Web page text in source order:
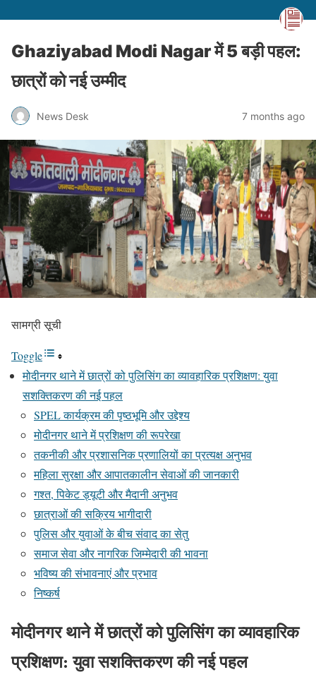
Ghaziyabad Modi Nagar में 5 बड़ी पहल:
छात्रों को नई उम्मीद
News Desk 7 months ago
सामग्री सूची
Toggle
मोदीनगर थाने में छात्रों को पुलिसिंग का व्यावहारिक प्रशिक्षण: युवा
सशक्तिकरण की नई पहल
SPEL कार्यक्रम की पृष्ठभूमि और उद्देश्य
मोदीनगर थाने में प्रशिक्षण की रूपरेखा
तकनीकी और प्रशासनिक प्रणालियों का प्रत्यक्ष अनुभव
महिला सुरक्षा और आपातकालीन सेवाओं की जानकारी
गश्त, पिकेट ड्यूटी और मैदानी अनुभव
छात्राओं की सक्रिय भागीदारी
पुलिस और युवाओं के बीच संवाद का सेतु
समाज सेवा और नागरिक जिम्मेदारी की भावना
भविष्य की संभावनाएं और प्रभाव
निष्कर्ष
मोदीनगर थाने में छात्रों को पुलिसिंग का व्यावहारिक
प्रशिक्षण: युवा सशक्तिकरण की नई पहल